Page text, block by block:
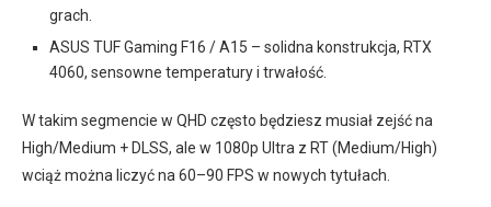
grach.
ASUS TUF Gaming F16 / A15 – solidna konstrukcja, RTX
4060, sensowne temperatury i trwałość.
W takim segmencie w QHD często będziesz musiał zejść na
High/Medium + DLSS, ale w 1080p Ultra z RT (Medium/High)
wciąż można liczyć na 60–90 FPS w nowych tytułach.